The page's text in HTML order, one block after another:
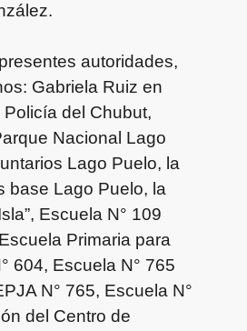
autoridades,
Gabriela Ruiz en
del Chubut,
Nacional Lago
Lago Puelo, la
base Lago Puelo, la
Escuela N° 109
Primaria para
604, Escuela N° 765
N° 765, Escuela N°
del Centro de